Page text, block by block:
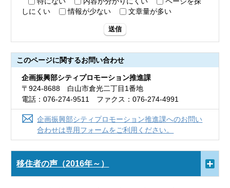
しにくい
情報が少ない 文章量が多い
送信
このページに関するお問い合わせ
企画振興部シティプロモーション推進課
〒924-8688 白山市倉光二丁目1番地
電話：076-274-9511 ファクス：076-274-4991
企画振興部シティプロモーション推進課へのお問い
合わせは専用フォームをご利用ください。
移住者の声（2016年～）